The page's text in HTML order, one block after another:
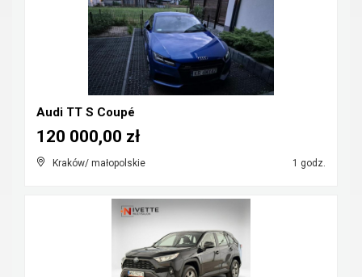
Audi TT S Coupé
Kraków/ małopolskie 1 godz.
120 000,00 zł